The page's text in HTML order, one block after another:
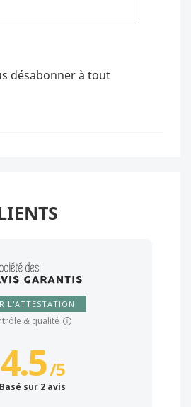
désabonner à tout
L'ATTESTATION
& qualité
4.5/5
Basé sur 2 avis